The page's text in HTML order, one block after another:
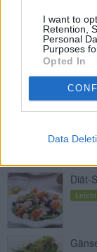
I want to
Retention,
Personal
Purposes
Opted In
Data
Diät-
Leicht